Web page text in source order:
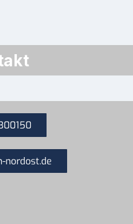
nordost.de